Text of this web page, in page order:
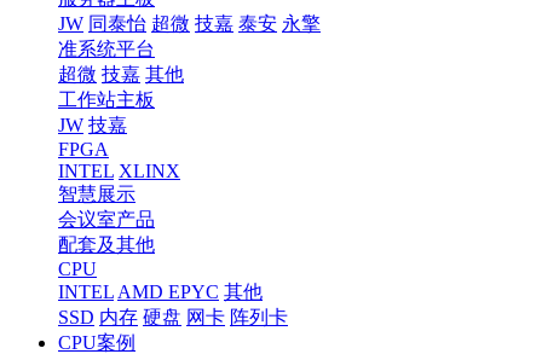
JW 同泰怡 超微 技嘉 泰安 永擎
准系统平台
超微 技嘉 其他
工作站主板
JW 技嘉
FPGA
INTEL XLINX
智慧展示
会议室产品
配套及其他
CPU
INTEL AMD EPYC 其他
SSD 内存 硬盘 网卡 阵列卡
CPU案例